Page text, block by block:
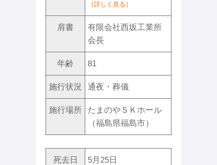
［詳しく見る］
肩書
有限会社西坂工業所
会長
年齢 81
施行状況 通夜・葬儀
施行場所
たまのやＳＫホール
（福島県福島市）
死去日 5月25日